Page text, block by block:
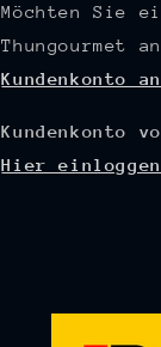
Möchten Sie
Thungourmet
Kundenkonto
Kundenkonto
Hier einloggen